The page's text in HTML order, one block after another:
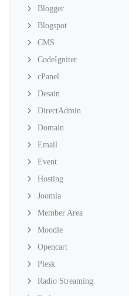
Blogger
Blogspot
CMS
CodeIgniter
cPanel
Desain
DirectAdmin
Domain
Email
Event
Hosting
Joomla
Member Area
Moodle
Opencart
Plesk
Radio Streaming